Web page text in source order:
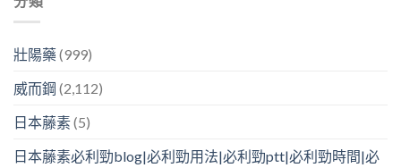
壯陽藥(999)
威而鋼 (2,112)
日本藤素(5)
日本藤素必利勁blog|必利勁用法|必利勁ptt|必利勁時間|必